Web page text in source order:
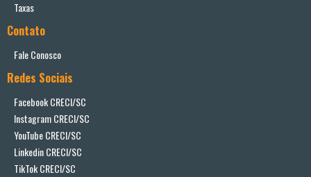
Taxas
Contato
Fale Conosco
Redes Sociais
Facebook CRECI/SC
Instagram CRECI/SC
YouTube CRECI/SC
Linkedin CRECI/SC
TikTok CRECI/SC